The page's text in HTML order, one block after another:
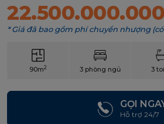
22.500.000.000
* Giá đã bao gồm phí chuyển nhượng
90m2 3 phòng ngủ 3
GỌI
Hỗ trợ 24/7